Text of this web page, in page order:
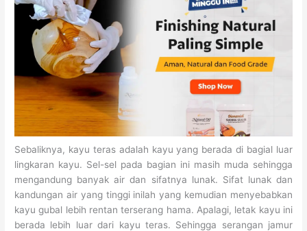
Sebaliknya, kayu teras adalah kayu yang berada di bagial luar
lingkaran kayu. Sel-sel pada bagian ini masih muda sehingga
mengandung banyak air dan sifatnya lunak. Sifat lunak dan
kandungan air yang tinggi inilah yang kemudian menyebabkan
kayu gubal lebih rentan terserang hama. Apalagi, letak kayu ini
berada lebih luar dari kayu teras. Sehingga serangan jamur